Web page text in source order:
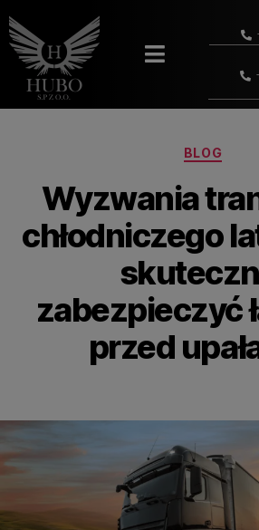
BLOG
Wyzwania
chłodniczego
zabezpieczyć
przed